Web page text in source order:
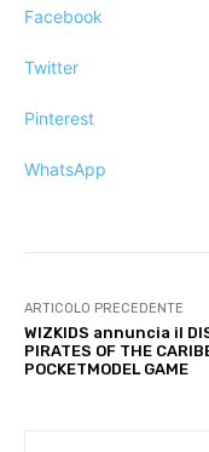
Facebook
Twitter
Pinterest
WhatsApp
ARTICOLO PRECEDENTE
WIZKIDS annuncia il
PIRATES OF THE
POCKETMODEL GAME